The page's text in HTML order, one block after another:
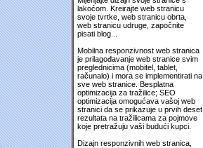
lakoćom. Kreirajte web stranicu
svoje tvrtke, web stranicu obrta,
web stranicu udruge, započnite
pisati blog...
Mobilna responzivnost web stranica
je prilagođavanje web stranice svim
preglednicima (mobitel, tablet,
računalo) i mora se implementirati na
sve web stranice. Besplatna
optimizacija za tražilice; SEO
optimizacija omogućava vašoj web
stranici da se prikazuje u prvih deset
rezultata na tražilicama za pojmove
koje pretražuju vaši budući kupci.
Dizajn responzivnih web stranica,